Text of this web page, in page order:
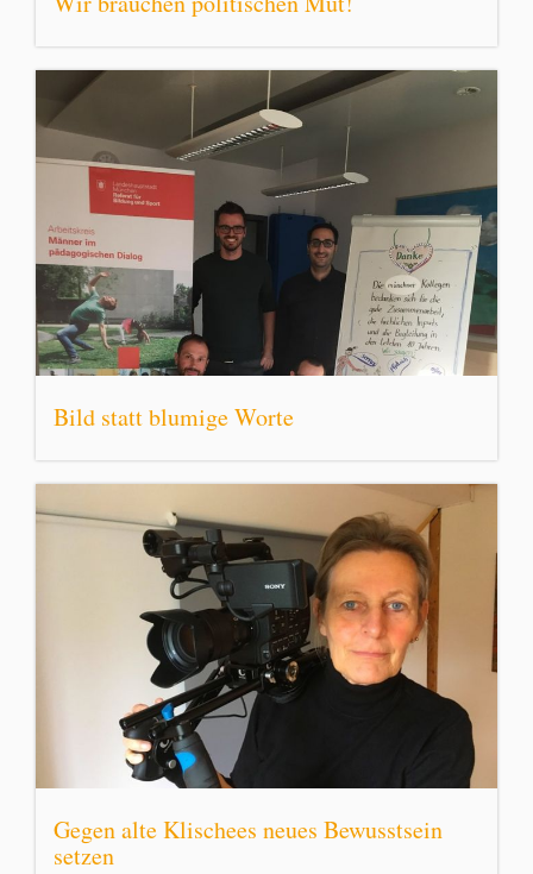
Bild statt blumige Worte
Gegen alte Klischees neues Bewusstsein
setzen